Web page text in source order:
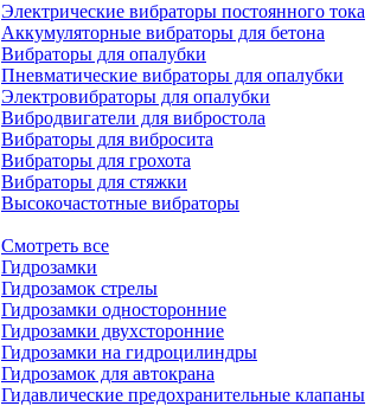
Электрические вибраторы постоянного тока
Аккумуляторные вибраторы для бетона
Вибраторы для опалубки
Пневматические вибраторы для опалубки
Электровибраторы для опалубки
Вибродвигатели для вибростола
Вибраторы для вибросита
Вибраторы для грохота
Вибраторы для стяжки
Высокочастотные вибраторы
Смотреть все
Гидрозамки
Гидрозамок стрелы
Гидрозамки односторонние
Гидрозамки двухсторонние
Гидрозамки на гидроцилиндры
Гидрозамок для автокрана
Гидавлические предохранительные клапаны